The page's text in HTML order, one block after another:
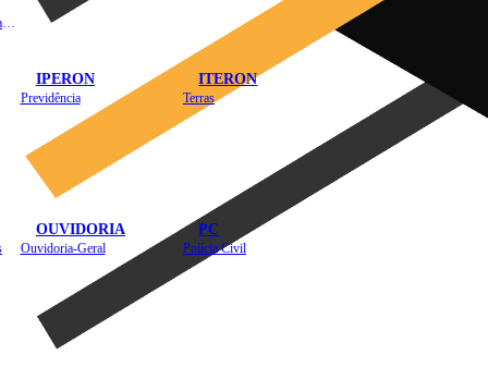
IPERON
Previdência
ITERON
Terras
OUVIDORIA
Ouvidoria-Geral
PC
Polícia Civil